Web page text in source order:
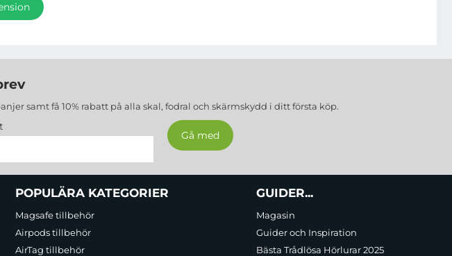
samt få 10% rabatt på alla skal, fodral och skärmskydd i ditt första köp.
POPULÄRA KATEGORIER
Magsafe tillbehör
Airpods tillbehör
AirTag tillbehör
GUIDER...
Magasin
Guider och Inspiration
Bästa Trådlösa Hörlurar 2025